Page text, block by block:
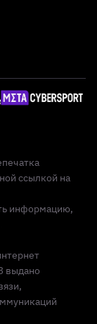
ссылкой на
информацию,
выдано